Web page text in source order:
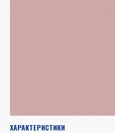
ХАРАКТЕРИСТИКИ